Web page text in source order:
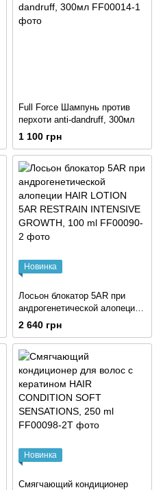
Full Force Шампунь против
перхоти anti-dandruff, 300мл
1 100 грн
Новинка
Лосьон блокатор 5AR при
андрогенетической алопеции
HAIR LOTION 5AR RESTRAIN
INTENSIVE GROWTH, 100 ml
2 640 грн
Новинка
Смягчающий кондиционер